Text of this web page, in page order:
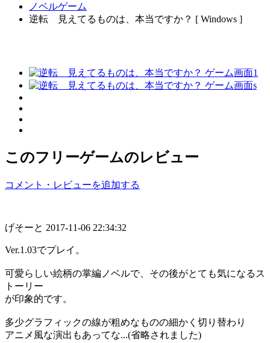
ノベルゲーム
逆転 見えてるものは、本当ですか？ [ Windows ]
このフリーゲームのレビュー
コメント・レビューを追加する
げそーと 2017-11-06 22:34:32
Ver.1.03でプレイ。
可愛らしい絵柄の掌編ノベルで、その後がとても気になるス
トーリー
が印象的です。
多少グラフィックの線が粗めなものの細かく切り替わり
アニメ風な演出もあってな...(省略されました)